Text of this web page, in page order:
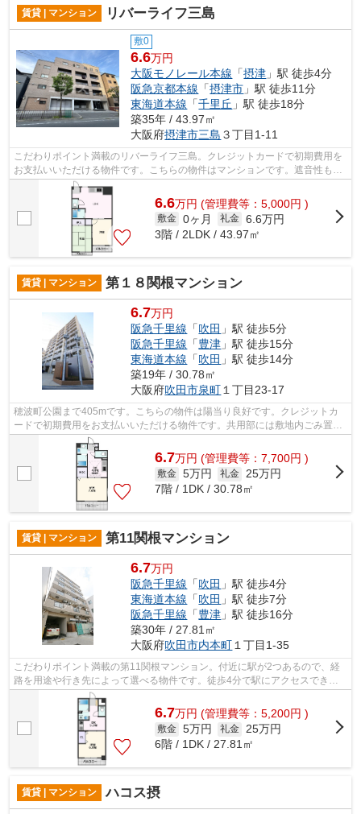
賃貸 | マンション リバーライフ三島
敷0
6.6万円
大阪モノレール本線 「摂津 」駅 徒歩4分
阪急京都本線 「摂津市 」駅 徒歩11分
東海道本線 「千里丘 」駅 徒歩18分
築35年 / 43.97㎡
大阪府摂津市三島 ３丁目1-11
こだわりポイント満載のリバーライフ三島。クレジットカードで初期費用を
お支払いいただける物件です。こちらの物件はマンションです。遮音性も高
くてしっかりとした造りの鉄骨造物件...
6.6万円 (管理費等：5,000円 )
敷金 0ヶ月 礼金 6.6万円
3階 / 2LDK / 43.97㎡
賃貸 | マンション 第１８関根マンション
6.7万円
阪急千里線 「吹田 」駅 徒歩5分
阪急千里線 「豊津 」駅 徒歩15分
東海道本線 「吹田 」駅 徒歩14分
築19年 / 30.78㎡
大阪府吹田市泉町 １丁目23-17
穂波町公園まで405mです。こちらの物件は陽当り良好です。クレジットカ
ードで初期費用をお支払いいただける物件です。共用部には敷地内ごみ置き
場・エレベータなどが揃っております。R...
6.7万円 (管理費等：7,700円 )
敷金 5万円 礼金 25万円
7階 / 1DK / 30.78㎡
賃貸 | マンション 第11関根マンション
6.7万円
阪急千里線 「吹田 」駅 徒歩4分
東海道本線 「吹田 」駅 徒歩7分
阪急千里線 「豊津 」駅 徒歩16分
築30年 / 27.81㎡
大阪府吹田市内本町 １丁目1-35
こだわりポイント満載の第11関根マンション。付近に駅が2つあるので、経
路を用途や行き先によって選べる物件です。徒歩4分で駅にアクセスできる
物件です。共用部にはエレベータ・敷地...
6.7万円 (管理費等：5,200円 )
敷金 5万円 礼金
25万円
6階 / 1DK / 27.81㎡
賃貸 | マンション ハコス摂